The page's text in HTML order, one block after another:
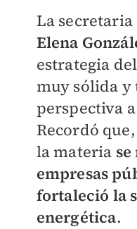
La
Elena
estrategia
muy sólida y
perspectiva
Recordó
la materia
empresas
fortaleció la
energética.